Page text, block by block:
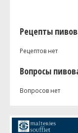
Рецепты
Рецептов нет
Вопросы
Вопросов нет